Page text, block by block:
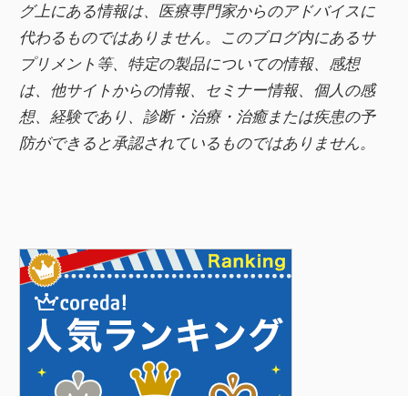
グ上にある情報は、医療専門家からのアドバイスに
代わるものではありません。このブログ内にあるサ
プリメント等、特定の製品についての情報、感想
は、他サイトからの情報、セミナー情報、 個人の感
想、経験であり、診断・治療・治癒または疾患の予
防ができると承認されているものではありません。